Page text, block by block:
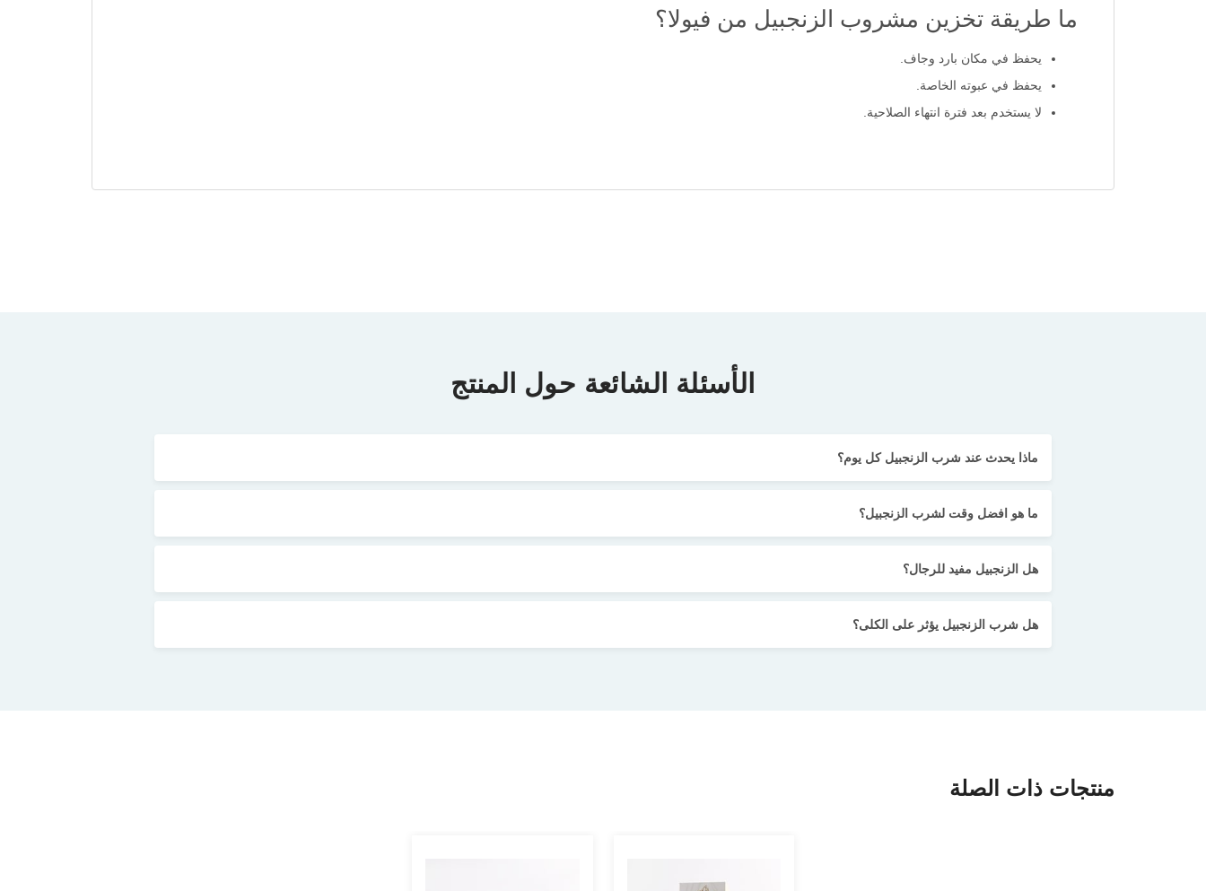
ما طريقة تخزين مشروب الزنجبيل من فيولا؟
يحفظ في مكان بارد وجاف.
يحفظ في عبوته الخاصة.
لا يستخدم بعد فترة انتهاء الصلاحية.
الأسئلة الشائعة حول المنتج
ماذا يحدث عند شرب الزنجبيل كل يوم؟
ما هو افضل وقت لشرب الزنجبيل؟
هل الزنجبيل مفيد للرجال؟
هل شرب الزنجبيل يؤثر على الكلى؟
منتجات ذات الصلة